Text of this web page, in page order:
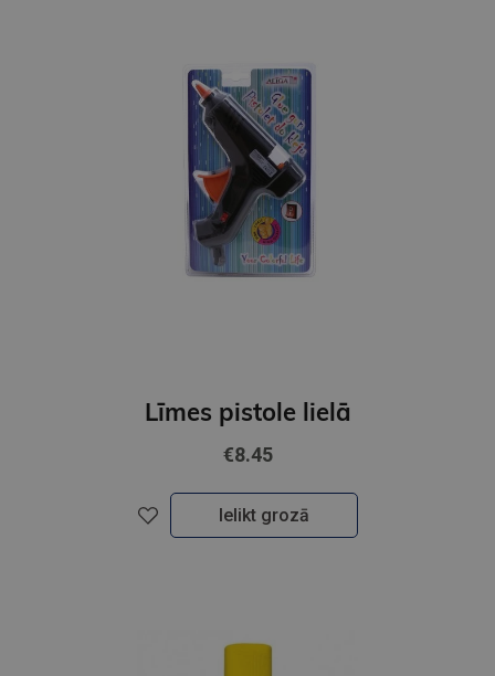
Līmes pistole lielā
€8.45
Ielikt grozā